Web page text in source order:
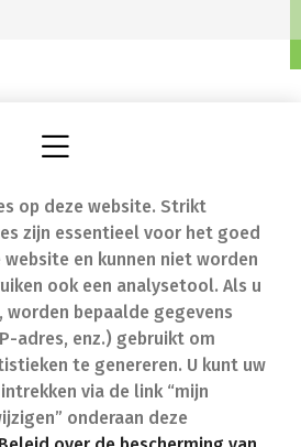
op deze website. Strikt
zijn essentieel voor het goed
en kunnen niet worden
ook een analysetool. Als u
bepaalde gegevens
adres, enz.) gebruikt om
te genereren. U kunt uw
via de link “mijn
onderaan deze
In geval van nood
Contact
Veelgestelde vragen
(FAQ)